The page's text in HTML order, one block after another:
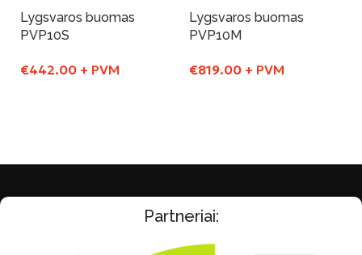
Lygsvaros buomas
PVP10S
€442.00 + PVM
Lygsvaros buomas
PVP10M
€819.00 + PVM
Partneriai: